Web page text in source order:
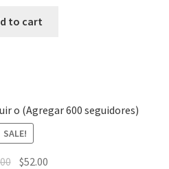
to cart
o (Agregar 600 seguidores)
SALE!
$52.00